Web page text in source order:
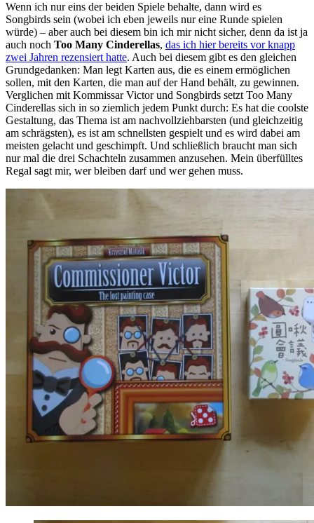
Wenn ich nur eins der beiden Spiele behalte, dann wird es
Songbirds sein (wobei ich eben jeweils nur eine Runde spielen
würde) – aber auch bei diesem bin ich mir nicht sicher, denn da ist ja
auch noch Too Many Cinderellas, das ich hier bereits vor knapp
zwei Jahren rezensiert hatte. Auch bei diesem gibt es den gleichen
Grundgedanken: Man legt Karten aus, die es einem ermöglichen
sollen, mit den Karten, die man auf der Hand behält, zu gewinnen.
Verglichen mit Kommissar Victor und Songbirds setzt Too Many
Cinderellas sich in so ziemlich jedem Punkt durch: Es hat die coolste
Gestaltung, das Thema ist am nachvollziehbarsten (und gleichzeitig
am schrägsten), es ist am schnellsten gespielt und es wird dabei am
meisten gelacht und geschimpft. Und schließlich braucht man sich
nur mal die drei Schachteln zusammen anzusehen. Mein überfülltes
Regal sagt mir, wer bleiben darf und wer gehen muss.